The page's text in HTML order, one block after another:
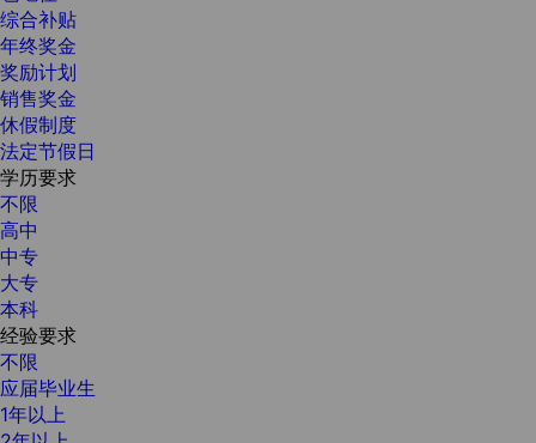
综合补贴
年终奖金
奖励计划
销售奖金
休假制度
法定节假日
学历要求
不限
高中
中专
大专
本科
经验要求
不限
应届毕业生
1年以上